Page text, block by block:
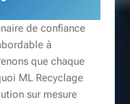
de confiance
à
que chaque
ML Recyclage
sur mesure